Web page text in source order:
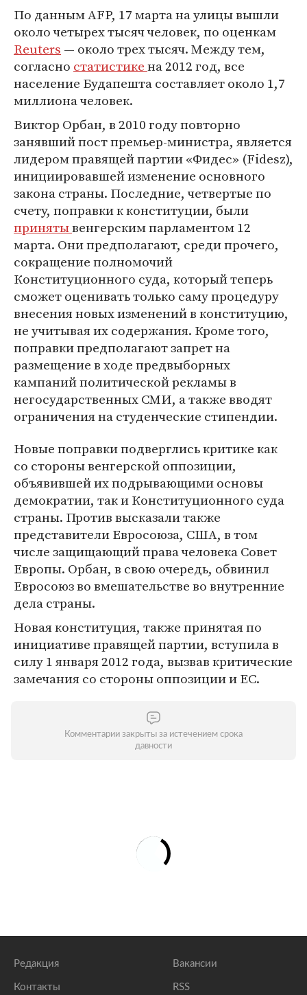
По данным AFP, 17 марта на улицы вышли
около четырех тысяч человек, по оценкам
Reuters — около трех тысяч. Между тем,
согласно статистикена 2012 год, все
население Будапешта составляет около 1,7
миллиона человек.
Виктор Орбан, в 2010 году повторно
занявший пост премьер-министра, является
лидером правящей партии «Фидес» (Fidesz),
инициировавшей изменение основного
закона страны. Последние, четвертые по
счету, поправки к конституции, были
принятывенгерским парламентом 12
марта. Они предполагают, среди прочего,
сокращение полномочий
Конституционного суда, который теперь
сможет оценивать только саму процедуру
внесения новых изменений в конституцию,
не учитывая их содержания. Кроме того,
поправки предполагают запрет на
размещение в ходе предвыборных
кампаний политической рекламы в
негосударственных СМИ, а также вводят
ограничения на студенческие стипендии.
Новые поправки подверглись критике как
со стороны венгерской оппозиции,
объявившей их подрывающими основы
демократии, так и Конституционного суда
страны. Против высказали также
представители Евросоюза, США, в том
числе защищающий права человека Совет
Европы. Орбан, в свою очередь, обвинил
Евросоюз во вмешательстве во внутренние
дела страны.
Новая конституция, также принятая по
инициативе правящей партии, вступила в
силу 1 января 2012 года, вызвав критические
замечания со стороны оппозиции и ЕС.
Комментарии закрыты за истечением срока
давности
Редакция
Контакты
Вакансии
RSS